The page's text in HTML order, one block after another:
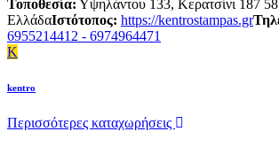
Τοποθεσία: Υψηλάντου 133, Κερατσίνι 187
ΕλλάδαΙστότοπος: https://kentrostampas.gr
6955214412 - 6974964471
K
kentro
Περισσότερες καταχωρήσεις